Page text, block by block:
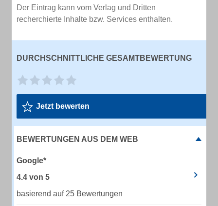
Der Eintrag kann vom Verlag und Dritten
recherchierte Inhalte bzw. Services enthalten.
DURCHSCHNITTLICHE GESAMTBEWERTUNG
Jetzt bewerten
BEWERTUNGEN AUS DEM WEB
Google*
4.4 von 5
basierend auf 25 Bewertungen